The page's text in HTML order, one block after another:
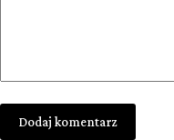
Dodaj komentarz